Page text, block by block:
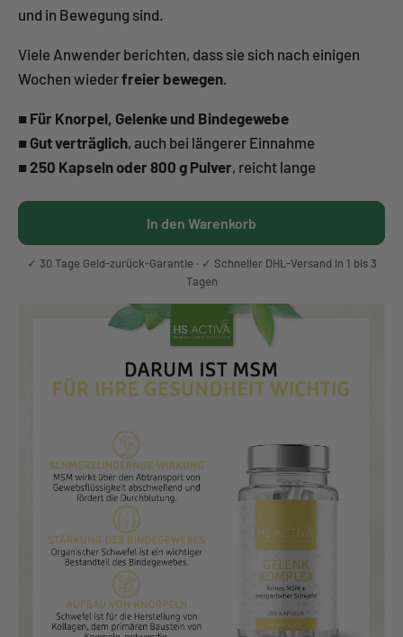
und in Bewegung sind.
Viele Anwender berichten, dass sie sich nach einigen
Wochen wiederfreier bewegen
■ Für Knorpel, Gelenke und Bindegewebe
■ Gut verträglich, auch bei längerer Einnahme
■250 Kapseln oder 800 g Pulver, reicht lange
In den Warenkorb
✓ 30 Tage Geld-zurück-Garantie · ✓ Schneller DHL-Versand in 1 bis 3
Tagen